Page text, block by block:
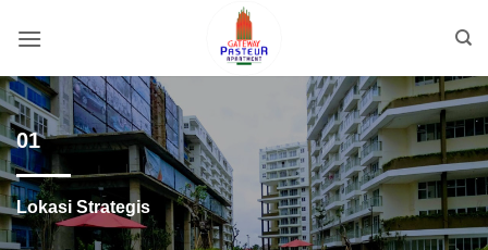
01
Lokasi Strategis